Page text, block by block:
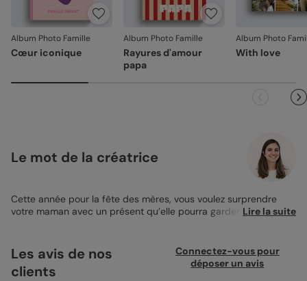
jours. Nous nous occupons de tout et relançons une
impression si nécessaire.
En revanche, si le point concerne la personnalisation que
vous avez validée (texte, photo, mise en page), le produit
ne pourra pas être repris.
Album Photo Famille
Cœur iconique
Album Photo Famille
Rayures d'amour
papa
Album Photo
With love
Le mot de la créatrice
Cette année pour la fête des mères, vous voulez surprendre
votre maman avec un présent qu’elle pourra garder toute sa
racontent l’histoire de votre famille, avec des photos de votre
naissance ou bien de la construction de votre maison. Cette
fête des mères sera l’occasion d’ajouter un nouveau livre photo
Lire la suite
Les avis de nos
clients
Connectez-vous pour
déposer un avis